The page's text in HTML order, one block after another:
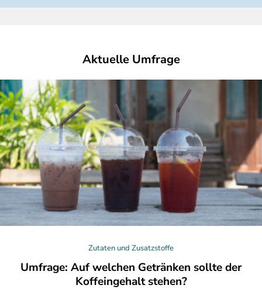
Aktuelle Umfrage
Zutaten und Zusatzstoffe
Umfrage: Auf welchen Getränken sollte der
Koffeingehalt stehen?